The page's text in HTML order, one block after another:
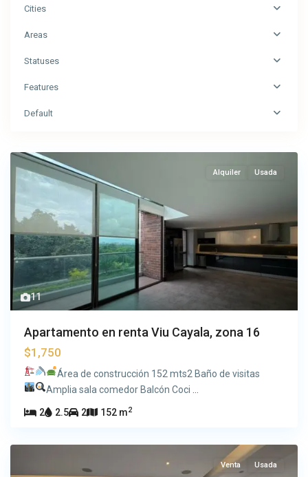
Cities
Areas
Statuses
Features
Default
11
Alquiler Usada
Apartamento en renta Viu Cayala, zona 16
$1,750
Área de construcción 152 mts2 Baño de visitas
Amplia sala comedor Balcón Coci ...
2 2.5 2 152 m2
Venta Usada